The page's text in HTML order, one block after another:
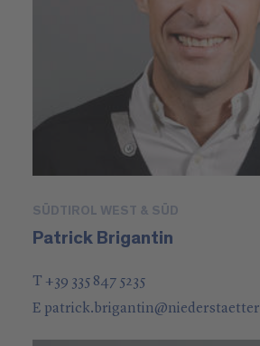
SÜDTIROL WEST & SÜD
Patrick Brigantin
T +39 335 847 5235
E patrick.brigantin@niederstaetter